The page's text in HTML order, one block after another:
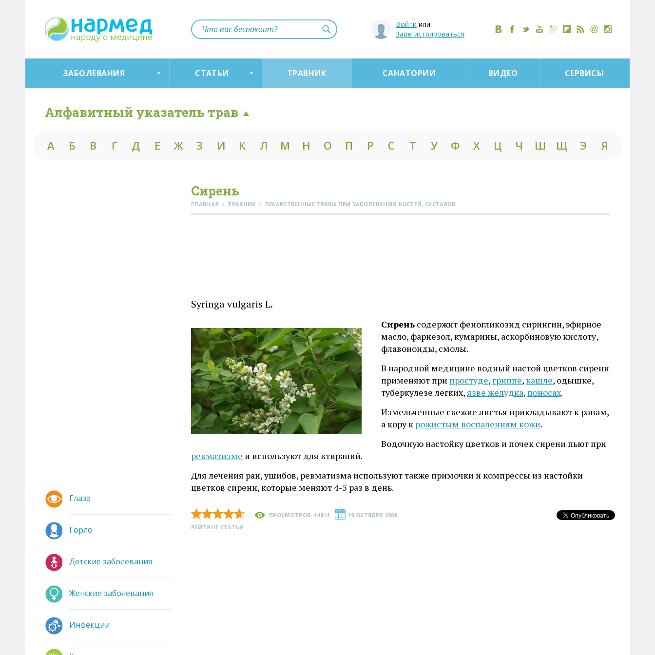
Войти или
Зарегистрироваться
ЗАБОЛЕВАНИЯ СТАТЬИ ТРАВНИК САНАТОРИИ ВИДЕО СЕРВИСЫ
Алфавитный указатель трав
А Б В Г Д Е Ж З И К Л М Н О П Р С Т У Ф Х Ц Ч Ш Щ Э Я
Сирень
ГЛАВНАЯ › ТРАВНИК › ЛЕКАРСТВЕННЫЕ ТРАВЫ ПРИ ЗАБОЛЕВАНИИ КОСТЕЙ, СУСТАВОВ
Syringa vulgaris L.
Сирень содержит феногликозид сирингин, эфирное
масло, фарнезол, кумарины, аскорбиновую кислоту,
флавоноиды, смолы.
В народной медицине водный настой цветков сирени
применяют при простуде, гриппе, кашле, одышке,
туберкулезе легких,язве желудка, поносах.
Измельченные свежие листья прикладывают к ранам,
а кору к рожистым воспалениям кожи.
Водочную настойку цветков и почек сирени пьют при
ревматизме и используют для втираний.
Для лечения ран, ушибов, ревматизма используют также примочки и компрессы из настойки
цветков сирени, которые меняют 4-5 раз в день.
РЕЙТИНГ СТАТЬИ
ПРОСМОТРОВ: 14814 19 ОКТЯБРЯ 2008
Глаза
Горло
Детские заболевания
Женские заболевания
Инфекции